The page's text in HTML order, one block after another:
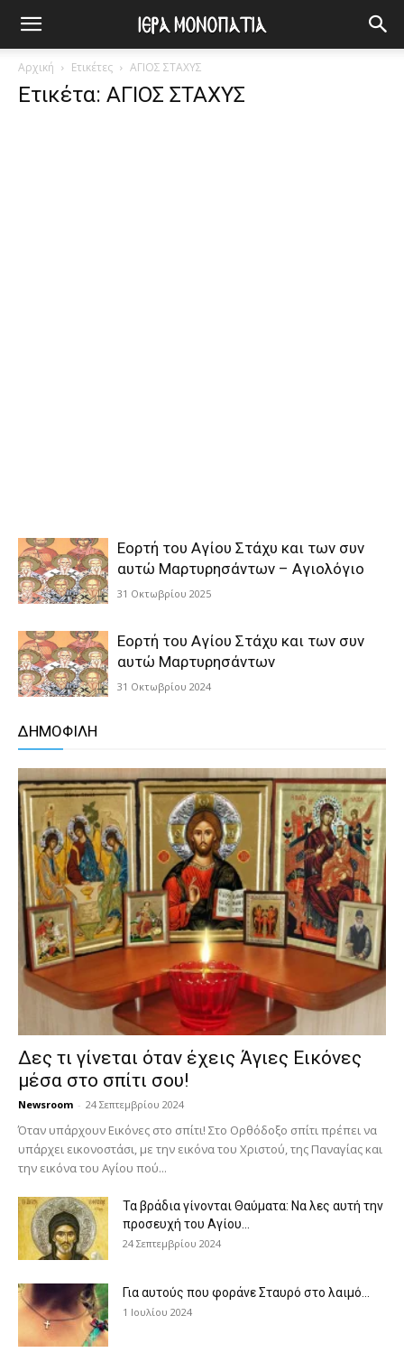
Αρχική Ετικέτες ΑΓΙΟΣ ΣΤΑΧΥΣ
Ετικέτα: ΑΓΙΟΣ ΣΤΑΧΥΣ
Εορτή του Αγίου Στάχυ και των συν
αυτώ Μαρτυρησάντων – Αγιολόγιο
31 Οκτωβρίου 2025
Εορτή του Αγίου Στάχυ και των συν
αυτώ Μαρτυρησάντων
31 Οκτωβρίου 2024
ΔΗΜΟΦΙΛΗ
Δες τι γίνεται όταν έχεις Άγιες Εικόνες
μέσα στο σπίτι σου!
Newsroom - 24 Σεπτεμβρίου 2024
Όταν υπάρχουν Εικόνες στο σπίτι! Στο Ορθόδοξο σπίτι πρέπει να
υπάρχει εικονοστάσι, με την εικόνα του Χριστού, της Παν­αγίας και
την εικόνα του Αγίου πού...
Τα βράδια γίνονται Θαύματα: Να λες αυτή την
προσευχή του Αγίου...
24 Σεπτεμβρίου 2024
Για αυτούς που φοράνε Σταυρό στο λαιμό…
1 Ιουλίου 2024